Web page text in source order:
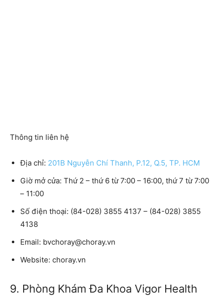
Thông tin liên hệ
Địa chỉ: 201B Nguyễn Chí Thanh, P.12, Q.5, TP. HCM
Giờ mở cửa: Thứ 2 – thứ 6 từ 7:00 – 16:00, thứ 7 từ 7:00
– 11:00
Số điện thoại: (84-028) 3855 4137 – (84-028) 3855
4138
Email: bvchoray@choray.vn
Website: choray.vn
9. Phòng Khám Đa Khoa Vigor Health